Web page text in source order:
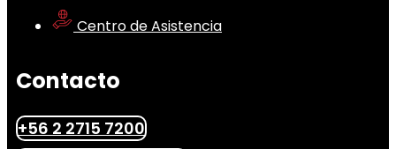
Centro de Asistencia
Contacto
+56 2 2715 7200